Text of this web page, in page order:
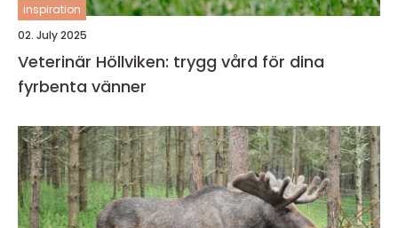
inspiration
02. July 2025
Veterinär Höllviken: trygg vård för dina
fyrbenta vänner